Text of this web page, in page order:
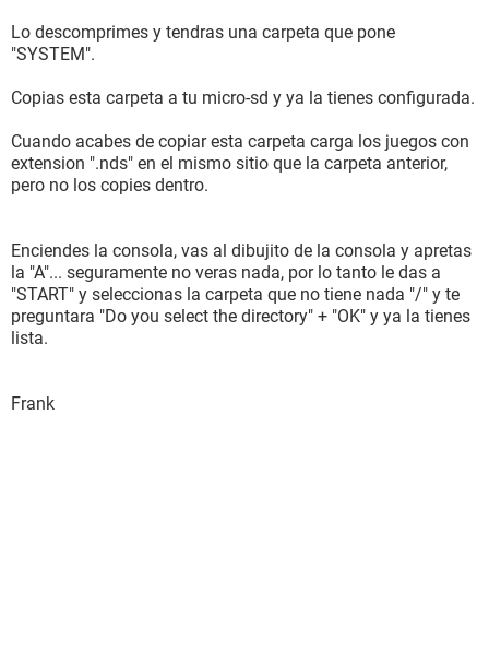
Lo descomprimes y tendras una carpeta que pone
"SYSTEM".
Copias esta carpeta a tu micro-sd y ya la tienes configurada.
Cuando acabes de copiar esta carpeta carga los juegos con
extension ".nds" en el mismo sitio que la carpeta anterior,
pero no los copies dentro.
Enciendes la consola, vas al dibujito de la consola y apretas
la "A"... seguramente no veras nada, por lo tanto le das a
"START" y seleccionas la carpeta que no tiene nada "/" y te
preguntara "Do you select the directory" + "OK" y ya la tienes
lista.
Frank